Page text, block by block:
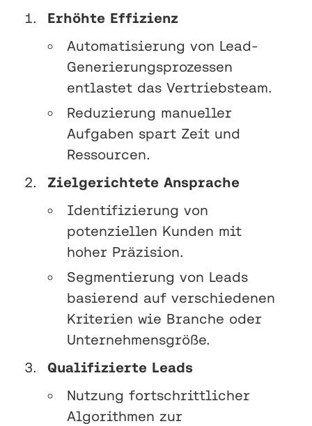
Erhöhte Effizienz
Automatisierung von Lead-
Generierungsprozessen
entlastet das Vertriebsteam.
Reduzierung manueller
Aufgaben spart Zeit und
Ressourcen.
Zielgerichtete Ansprache
Identifizierung von
potenziellen Kunden mit
hoher Präzision.
Segmentierung von Leads
basierend auf verschiedenen
Kriterien wie Branche oder
Unternehmensgröße.
Qualifizierte Leads
Nutzung fortschrittlicher
Algorithmen zur